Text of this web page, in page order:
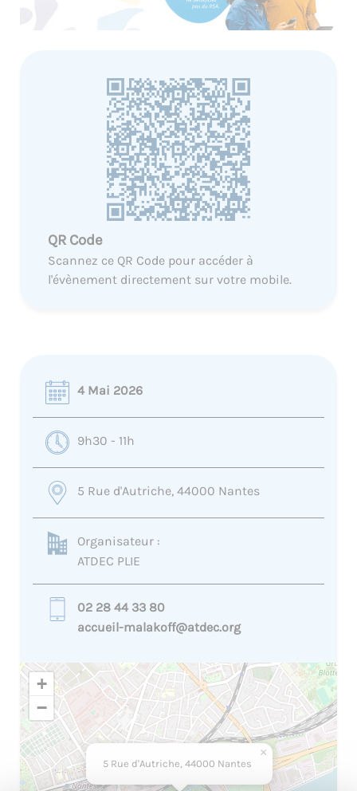
QR Code
Scannez ce QR Code pour accéder à
l'évènement directement sur votre mobile.
4 Mai 2026
9h30 - 11h
5 Rue d'Autriche, 44000 Nantes
Organisateur :
ATDEC PLIE
02 28 44 33 80
accueil-malakoff@atdec.org
5 Rue d'Autriche, 44000 Nantes
×
+
−